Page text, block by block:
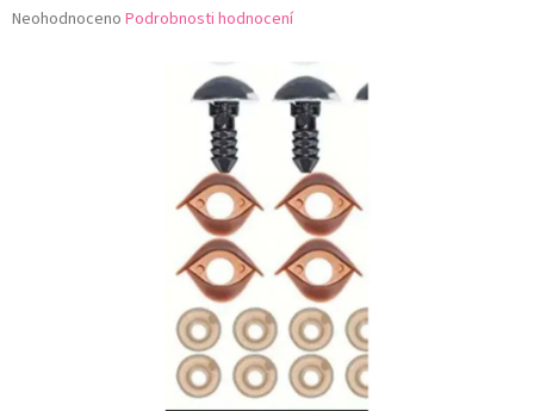
Průměrné
Neohodnoceno Podrobnosti hodnocení